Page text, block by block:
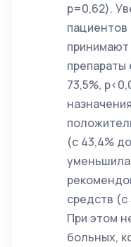
p=0,62).
препараты
73,5%,
(с 43,4%
средств (с
При этом
больных,